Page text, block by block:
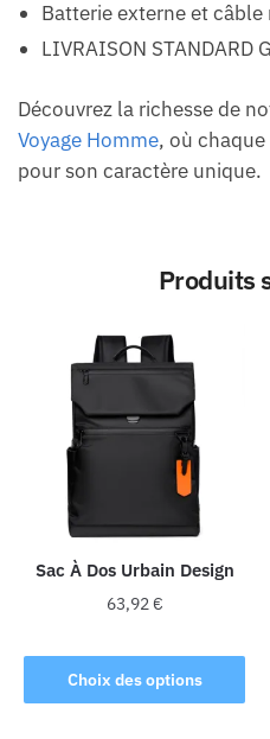
Batterie externe et
LIVRAISON STANDARD
Découvrez la richesse de
Voyage Homme, où
pour son caractère unique.
Produits
Sac À Dos Urbain Design
63,92€
Choix des options
produit
a